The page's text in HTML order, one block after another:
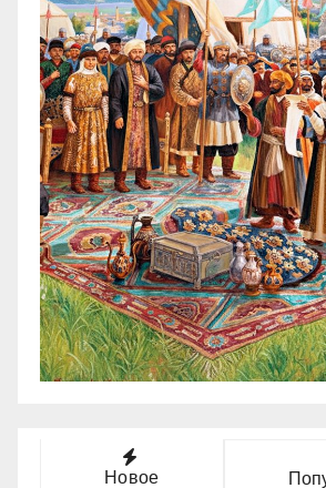
Новое